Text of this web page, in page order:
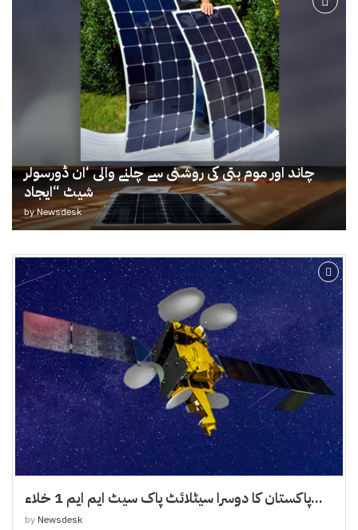
چاند اور موم بتی کی روشنی سے چلنے والی ‘ان ڈورسولر
شیٹ “ایجاد
byNewsdesk
پاکستان کا دوسرا سیٹلائٹ پاک سیٹ ایم ایم 1 خلاء...
by Newsdesk